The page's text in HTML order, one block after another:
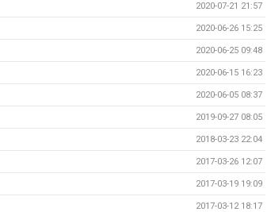
2020-07-21 21:57
2020-06-26 15:25
2020-06-25 09:48
2020-06-15 16:23
2020-06-05 08:37
2019-09-27 08:05
2018-03-23 22:04
2017-03-26 12:07
2017-03-19 19:09
2017-03-12 18:17